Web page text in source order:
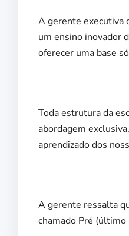
A gerente executiva
um ensino inovador
oferecer uma base
Toda estrutura da
abordagem
aprendizado dos
A gerente ressalta
chamado Pré (último